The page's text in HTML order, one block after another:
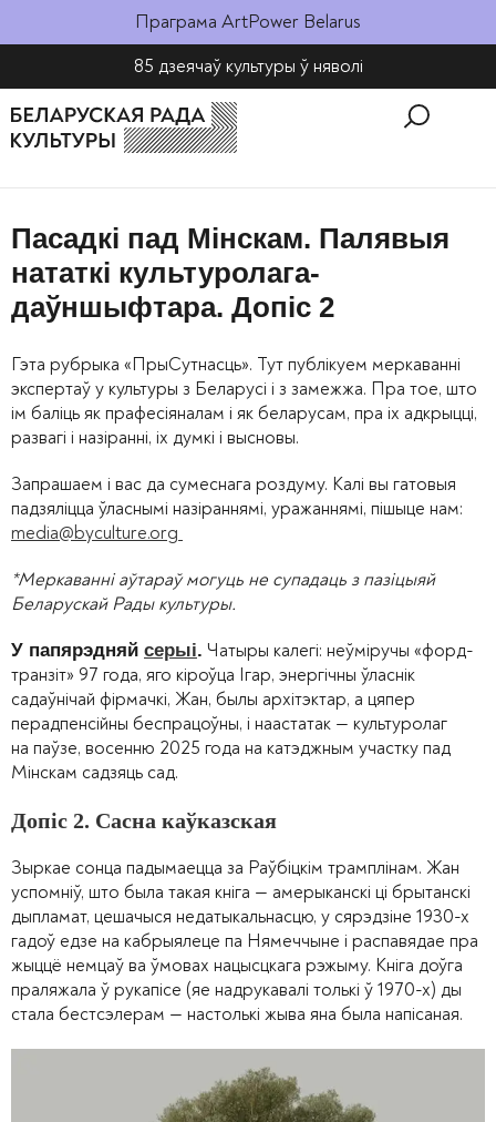
Праграма ArtPower Belarus
85 дзеячаў культуры ў няволі​
Пасадкі пад Мінскам. Палявыя
нататкі культуролага-
даўншыфтара. Допіс 2
Гэта рубрыка «ПрыСутнасць». Тут публікуем меркаванні
экспертаў у культуры з Беларусі і з замежжа. Пра тое, што
ім баліць як прафесіяналам і як беларусам, пра іх адкрыцці,
развагі і назіранні, іх думкі і высновы.
Запрашаем і вас да сумеснага роздуму. Калі вы гатовыя
падзяліцца ўласнымі назіраннямі, уражаннямі, пішыце нам:
media@byculture.org
*Меркаванні аўтараў могуць не супадаць з пазіцыяй
Беларускай Рады культуры.
У папярэдняй серыі. Чатыры калегі: неўміручы «форд-
транзіт» 97 года, яго кіроўца Ігар, энергічны ўласнік
садаўнічай фірмачкі, Жан, былы архітэктар, а цяпер
перадпенсійны беспрацоўны, і наастатак — культуролаг
на паўзе, восенню 2025 года на катэджным участку пад
Мінскам садзяць сад.
Допіс 2. Сасна каўказская
Зыркае сонца падымаецца за Раўбіцкім трамплінам. Жан
успомніў, што была такая кніга — амерыканскі ці брытанскі
дыпламат, цешачыся недатыкальнасцю, у сярэдзіне 1930-х
гадоў едзе на кабрыялеце па Нямеччыне і распавядае пра
жыццё немцаў ва ўмовах нацысцкага рэжыму. Кніга доўга
праляжала ў рукапісе (яе надрукавалі толькі ў 1970-х) ды
стала бестсэлерам — настолькі жыва яна была напісаная.